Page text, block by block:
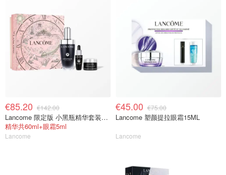
€85.20 €142.00
Lancome 限定版 小黑瓶精华套装50ml
精华共60ml+眼霜5ml
Lancome
€45.00 €75.00
Lancome 塑颜提拉眼霜15ML
Lancome